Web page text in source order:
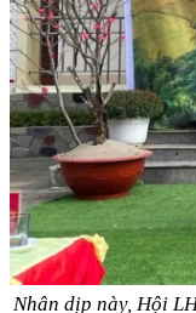
Nhân dịp này, Hội